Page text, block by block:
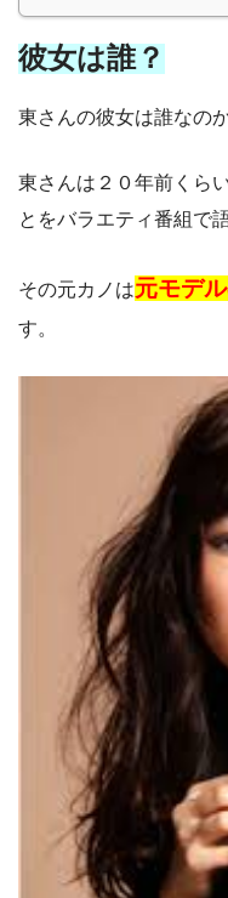
彼女は誰？
東さんの彼女は誰なの
東さんは２０年前くら
とをバラエティ番組で
その元カノは元モデ
す。